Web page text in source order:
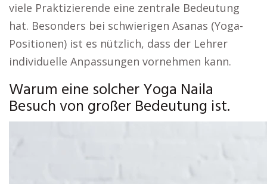
viele Praktizierende eine zentrale Bedeutung
hat. Besonders bei schwierigen Asanas (Yoga-
Positionen) ist es nützlich, dass der Lehrer
individuelle Anpassungen vornehmen kann.
Warum eine solcher Yoga Naila
Besuch von großer Bedeutung ist.